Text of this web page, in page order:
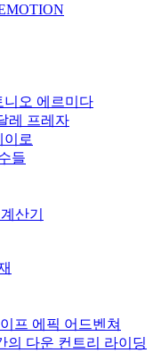
니오 에르미다
레 프레자
이로
들
산기
프 에픽 어드벤쳐
의 다운 컨트리 라이딩